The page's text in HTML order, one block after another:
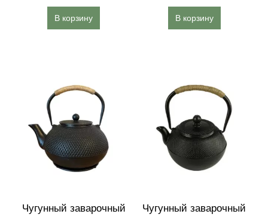
В корзину В корзину
Чугунный заварочный
Чугунный заварочный